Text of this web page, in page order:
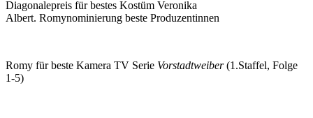
Diagonalepreis für bestes Kostüm Veronika
Albert. Romynominierung beste Produzentinnen
Romy für beste Kamera TV Serie Vorstadtweiber(1.Staffel, Folge
1-5)